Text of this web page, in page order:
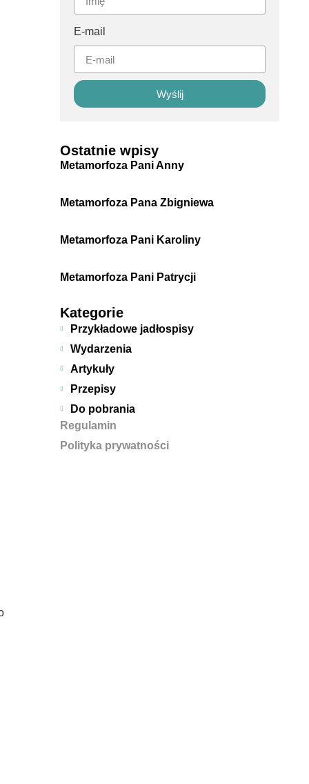
E-mail
Wyślij
Ostatnie wpisy
Metamorfoza Pani Anny
Metamorfoza Pana Zbigniewa
Metamorfoza Pani Karoliny
Metamorfoza Pani Patrycji
Kategorie
Przykładowe jadłospisy
Wydarzenia
Artykuły
Przepisy
Do pobrania
Regulamin
Polityka prywatności